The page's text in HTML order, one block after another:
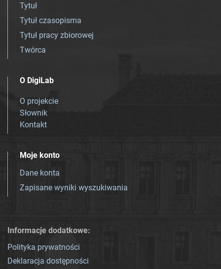
Tytuł
Tytuł czasopisma
Tytuł pracy zbiorowej
Twórca
O DigiLab
O projekcie
Słownik
Kontakt
Moje konto
Dane konta
Zapisane wyniki wyszukiwania
Informacje dodatkowe:
Polityka prywatności
Deklaracja dostępności